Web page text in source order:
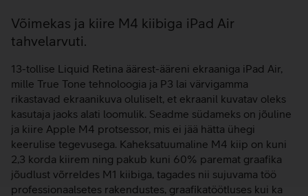
Lisainfo
Võimekas ja kiire M4 kiibiga iPad Air
tahvelarvuti.
13-tollise Liquid Retina äärest-ääreni ekraaniga iPad Air,
mille True Tone tehnoloogia ja P3 lai värvigamma
rikastavad ekraanikuva oluliselt, et ekraanil kuvatav oleks
kasutaja jaoks alati loomulik. Seadme südameks on jõuline
ja kiire Apple M4 protsessor, mis ei jää hätta ühegi
keerulise tegevusega. Kaheksatuumaline M4 kiip on kuni
2,3 korda kiirem ning pakub kuni 60% paremat graafika
jõudlust võrreldes M1 kiibiga, tagades nii sujuvama töö
professionaalsetes rakendustes, graafikatöötluses kui ka